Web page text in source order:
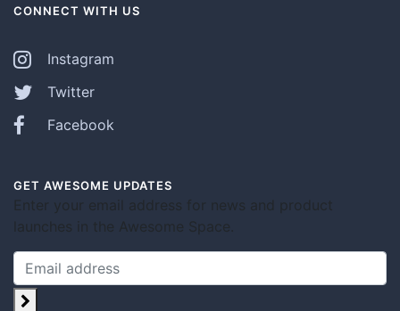
CONNECT WITH US
Instagram
Twitter
Facebook
GET AWESOME UPDATES
Enter your email address for news and product
launches in the Awesome Space.